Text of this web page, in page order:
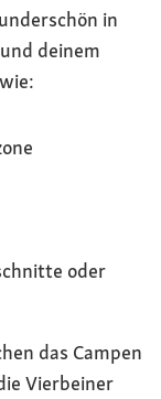
in
deinem
oder
das Campen
Vierbeiner